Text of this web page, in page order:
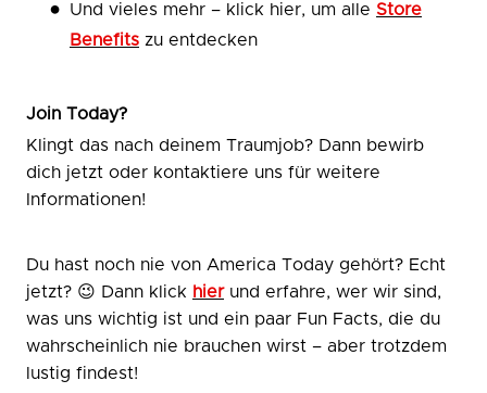
Und vieles mehr – klick hier, um alle Store
Benefits zu entdecken
Join Today?
Klingt das nach deinem Traumjob? Dann bewirb
dich jetzt oder kontaktiere uns für weitere
Informationen!
Du hast noch nie von America Today gehört? Echt
jetzt? 😉 Dann klick hierund erfahre, wer wir sind,
was uns wichtig ist und ein paar Fun Facts, die du
wahrscheinlich nie brauchen wirst – aber trotzdem
lustig findest!